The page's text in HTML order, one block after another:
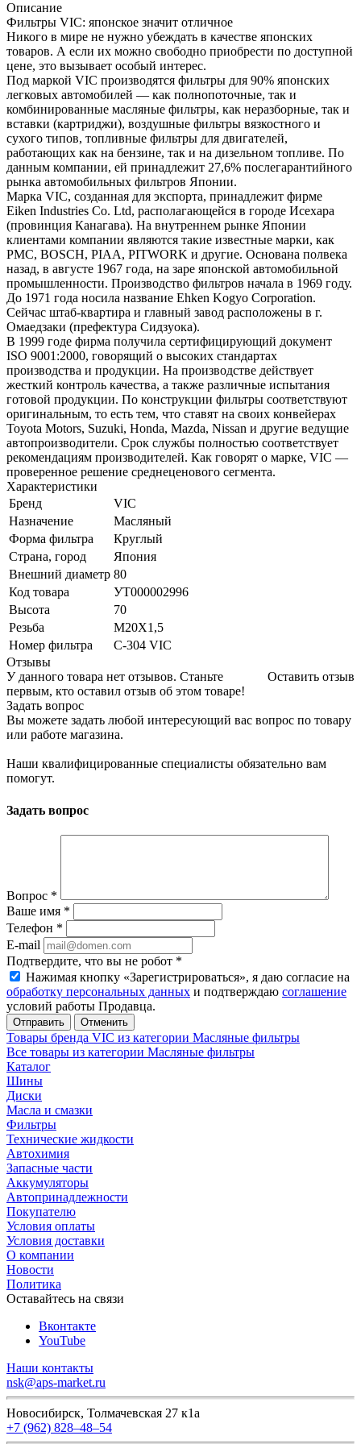
Описание
Фильтры VIC: японское значит отличное
Никого в мире не нужно убеждать в качестве японских
товаров. А если их можно свободно приобрести по доступной
цене, это вызывает особый интерес.
Под маркой VIC производятся фильтры для 90% японских
легковых автомобилей — как полнопоточные, так и
комбинированные масляные фильтры, как неразборные, так и
вставки (картриджи), воздушные фильтры вязкостного и
сухого типов, топливные фильтры для двигателей,
работающих как на бензине, так и на дизельном топливе. По
данным компании, ей принадлежит 27,6% послегарантийного
рынка автомобильных фильтров Японии.
Марка VIC, созданная для экспорта, принадлежит фирме
Eiken Industries Co. Ltd, располагающейся в городе Исехара
(провинция Канагава). На внутреннем рынке Японии
клиентами компании являются такие известные марки, как
PMC, BOSCH, PIAA, PITWORK и другие. Основана полвека
назад, в августе 1967 года, на заре японской автомобильной
промышленности. Производство фильтров начала в 1969 году.
До 1971 года носила название Ehken Kogyo Corporation.
Сейчас штаб-квартира и главный завод расположены в г.
Омаедзаки (префектура Сидзуока).
В 1999 годе фирма получила сертифицирующий документ
ISO 9001:2000, говорящий о высоких стандартах
производства и продукции. На производстве действует
жесткий контроль качества, а также различные испытания
готовой продукции. По конструкции фильтры соответствуют
оригинальным, то есть тем, что ставят на своих конвейерах
Toyota Motors, Suzuki, Honda, Mazda, Nissan и другие ведущие
автопроизводители. Срок службы полностью соответствует
рекомендациям производителей. Как говорят о марке, VIC —
проверенное решение среднеценового сегмента.
Характеристики
Бренд
VIC
Назначение
Масляный
Форма фильтра
Круглый
Страна, город
Япония
Внешний диаметр 80
Код товара
УТ000002996
Высота
70
Резьба
M20X1,5
Номер фильтра
C-304 VIC
Отзывы
Оставить отзыв
У данного товара нет отзывов. Станьте
первым, кто оставил отзыв об этом товаре!
Задать вопрос
Вы можете задать любой интересующий вас вопрос по товару
или работе магазина.
Наши квалифицированные специалисты обязательно вам
помогут.
Задать вопрос
Вопрос *
Ваше имя *
Телефон *
E-mail
Подтвердите, что вы не робот *
Нажимая кнопку «Зарегистрироваться», я даю согласие на
обработку персональных данных и подтверждаю соглашение
условий работы Продавца.
Отменить
Товары бренда VIC из категории Масляные фильтры
Все товары из категории Масляные фильтры
Каталог
Шины
Диски
Масла и смазки
Фильтры
Технические жидкости
Автохимия
Запасные части
Аккумуляторы
Автопринадлежности
Покупателю
Условия оплаты
Условия доставки
О компании
Новости
Политика
Оставайтесь на связи
Вконтакте
YouTube
Наши контакты
nsk@aps-market.ru
Новосибирск, Толмачевская 27 к1а
+7 (962) 828‒48‒54